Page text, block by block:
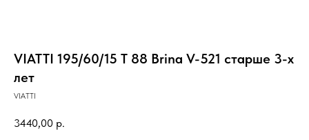
VIATTI 195/60/15 T 88 Brina V-521 старше 3-х
лет
VIATTI
3440,00 р.